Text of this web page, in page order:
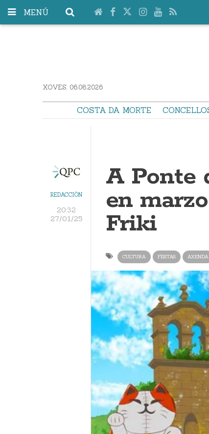
MENÚ
XOVES. 06.08.2026
COSTA DA MORTE
REDACCIÓN
20:32
27/01/25
A Ponte
en
Friki
CULTURA FESTAS AXENDA